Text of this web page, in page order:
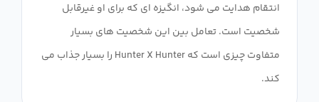
انتقام هدایت می شود، انگیزه ای که برای او غیرقابل
شخصیت است. تعامل بین این شخصیت های بسیار
متفاوت چیزی است که Hunter X Hunter را بسیار جذاب می
کند.